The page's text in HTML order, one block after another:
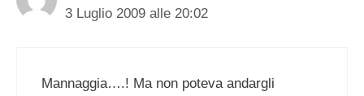
3 Luglio 2009 alle 20:02
Mannaggia….! Ma non poteva andargli